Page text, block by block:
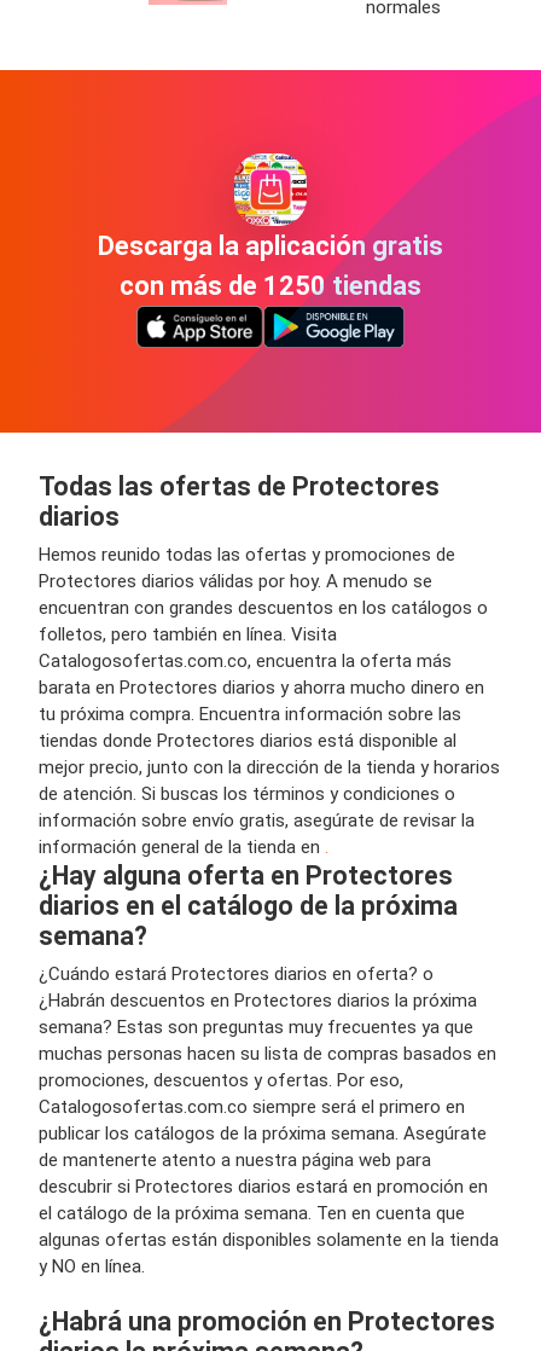
normales
Descarga la aplicación gratis
con más de 1250 tiendas
Todas las ofertas de Protectores
diarios
Hemos reunido todas las ofertas y promociones de
Protectores diarios válidas por hoy. A menudo se
encuentran con grandes descuentos en los catálogos o
folletos, pero también en línea. Visita
Catalogosofertas.com.co, encuentra la oferta más
barata en Protectores diarios y ahorra mucho dinero en
tu próxima compra. Encuentra información sobre las
tiendas donde Protectores diarios está disponible al
mejor precio, junto con la dirección de la tienda y horarios
de atención. Si buscas los términos y condiciones o
información sobre envío gratis, asegúrate de revisar la
información general de la tienda en
¿Hay alguna oferta en Protectores
diarios en el catálogo de la próxima
semana?
¿Cuándo estará Protectores diarios en oferta? o
¿Habrán descuentos en Protectores diarios la próxima
semana? Estas son preguntas muy frecuentes ya que
muchas personas hacen su lista de compras basados en
promociones, descuentos y ofertas. Por eso,
Catalogosofertas.com.co siempre será el primero en
publicar los catálogos de la próxima semana. Asegúrate
de mantenerte atento a nuestra página web para
descubrir si Protectores diarios estará en promoción en
el catálogo de la próxima semana. Ten en cuenta que
algunas ofertas están disponibles solamente en la tienda
y NO en línea.
¿Habrá una promoción en Protectores